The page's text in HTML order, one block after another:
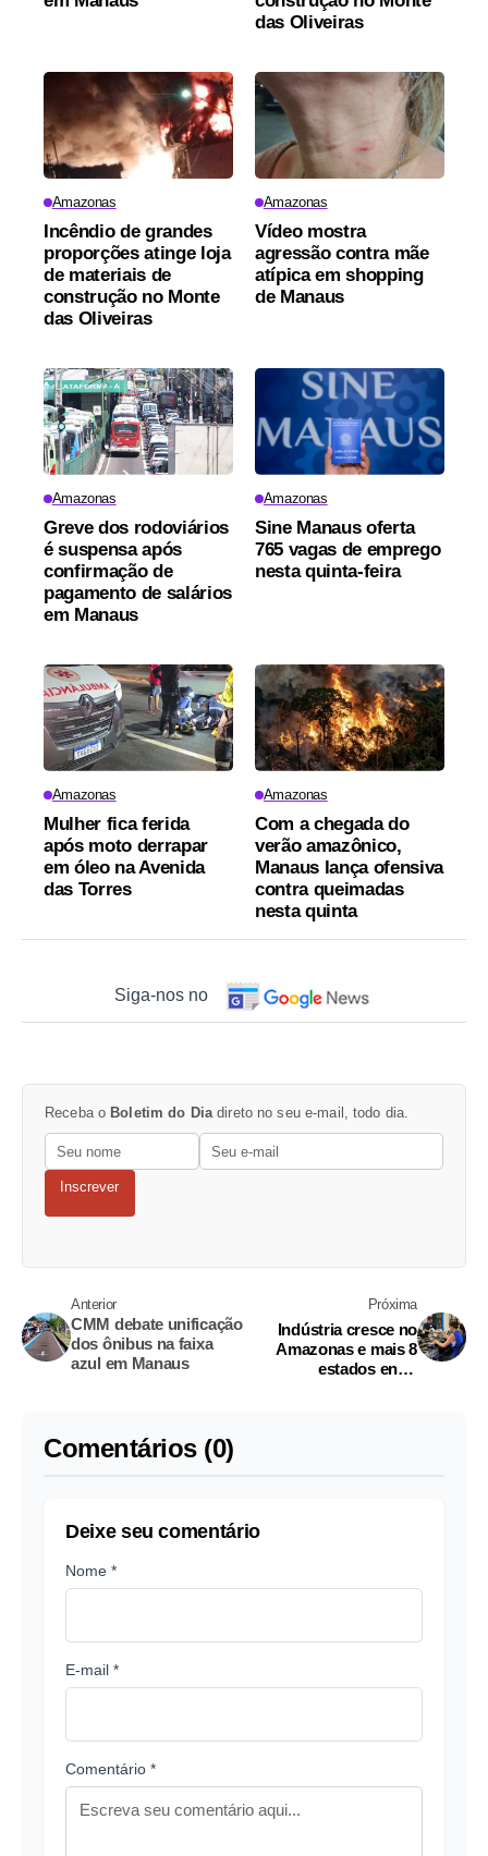
das Oliveiras
Amazonas
Incêndio de grandes
proporções atinge loja
de materiais de
construção no Monte
das Oliveiras
Amazonas
Vídeo mostra
agressão contra mãe
atípica em shopping
de Manaus
Amazonas
Greve dos rodoviários
é suspensa após
confirmação de
pagamento de salários
em Manaus
Amazonas
Sine Manaus oferta
765 vagas de emprego
nesta quinta-feira
Amazonas
Mulher fica ferida
após moto derrapar
em óleo na Avenida
das Torres
Amazonas
Com a chegada do
verão amazônico,
Manaus lança ofensiva
contra queimadas
nesta quinta
Siga-nos no
Receba o Boletim do Dia direto no seu e-mail, todo dia.
Inscrever
Anterior
CMM debate unificação
dos ônibus na faixa
azul em Manaus
Próxima
Indústria cresce no
Amazonas e mais 8
estados entre
Comentários (0)
Deixe seu comentário
Nome *
E-mail *
Comentário *